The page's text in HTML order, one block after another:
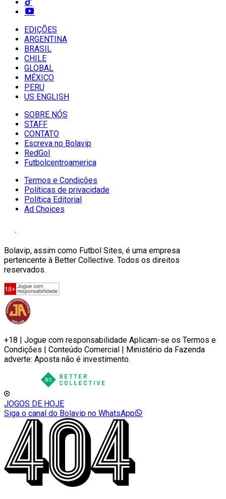
EDIÇÕES
ARGENTINA
BRASIL
CHILE
GLOBAL
MÉXICO
PERU
US ENGLISH
SOBRE NÓS
STAFF
CONTATO
Escreva no Bolavip
RedGol
Futbolcentroamerica
Termos e Condições
Políticas de privacidade
Política Editorial
Ad Choices
Bolavip, assim como Futbol Sites, é uma empresa
pertencente à Better Collective. Todos os direitos
reservados.
+18 | Jogue com responsabilidade Aplicam-se os Termos e
Condições | Conteúdo Comercial | Ministério da Fazenda
adverte: Aposta não é investimento.
JOGOS DE HOJE
Siga o canal do Bolavip no WhatsApp